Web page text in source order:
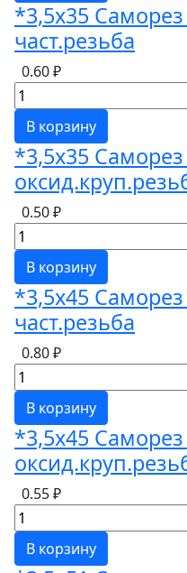
*3,5х35
част.резьба
0.60 ₽
В корзину
*3,5х35
0.50 ₽
В корзину
*3,5х45
част.резьба
0.80 ₽
В корзину
*3,5х45
0.55 ₽
В корзину